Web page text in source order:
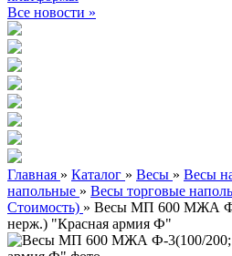
Все новости »
Главная » Каталог » Весы » Весы
напольные » Весы торговые
Стоимость) » Весы МП 600 МЖА Ф-
нерж.) "Красная армия Ф"